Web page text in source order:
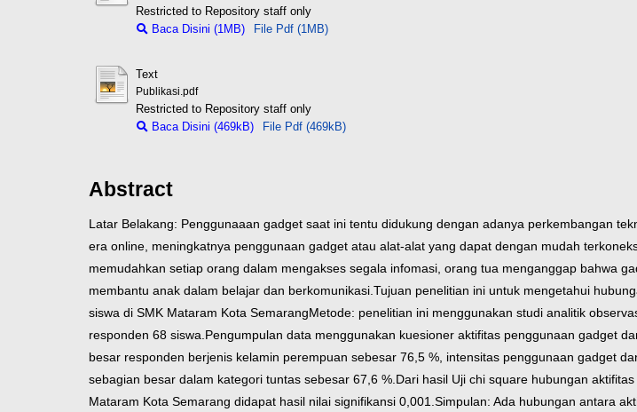
Restricted to Repository staff only
Baca Disini (1MB)
File Pdf (1MB)
Text
Publikasi.pdf
Restricted to Repository staff only
Baca Disini (469kB)
File Pdf (469kB)
Abstract
Latar Belakang: Penggunaaan gadget saat ini tentu didukung dengan adanya perkembangan
era online, meningkatnya penggunaan gadget atau alat-alat yang dapat dengan mudah
memudahkan setiap orang dalam mengakses segala infomasi, orang tua menganggap bahwa
membantu anak dalam belajar dan berkomunikasi. Tujuan penelitian ini untuk mengetahui
siswa di SMK Mataram Kota SemarangMetode: penelitian ini menggunakan studi analitik
responden 68 siswa. Pengumpulan data menggunakan kuesioner aktifitas penggunaan gadget
besar responden berjenis kelamin perempuan sebesar 76,5 %, intensitas penggunaan gadget
sebagian besar dalam kategori tuntas sebesar 67,6 %. Dari hasil Uji chi square hubungan
Mataram Kota Semarang didapat hasil nilai signifikansi 0,001. Simpulan: Ada hubungan antara